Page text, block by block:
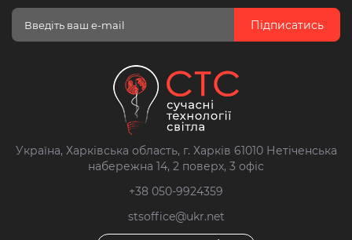
Підписатись
Україна, Харківська область, г. Харків 61010 Нетіченська
набережна 14, 2 поверх, 3 офіс
+38 050-9924359
stsoffice@ukr.net